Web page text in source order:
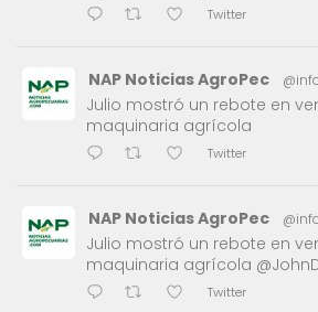
Twitter
NAP Noticias AgroPec
Julio mostró un rebote en
maquinaria agrícola
Twitter
NAP Noticias AgroPec
Julio mostró un rebote en
maquinaria agrícola
Twitter